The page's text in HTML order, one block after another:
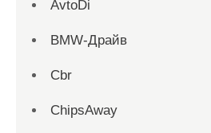
AvtoDi
BMW-Драйв
Cbr
ChipsAway